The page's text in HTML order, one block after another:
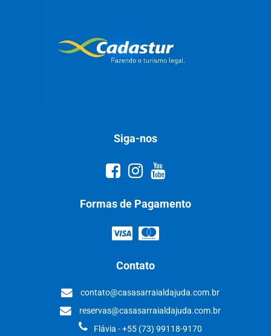
Siga-nos
Formas de Pagamento
Contato
contato@casasarraialdajuda.com.br
reservas@casasarraialdajuda.com.br
Flávia - +55 (73) 99118-9170